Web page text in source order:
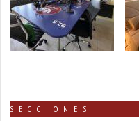
SECCIONES